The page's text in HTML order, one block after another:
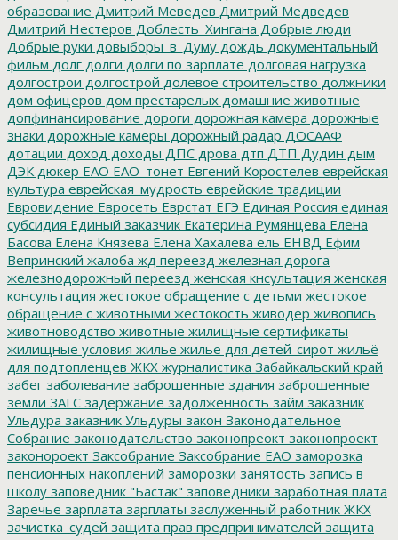
образование Дмитрий Меведев Дмитрий Медведев
Дмитрий Нестеров Доблесть_Хингана Добрые люди
Добрые руки довыборы_в_Думу дождь документальный
фильм долг долги долги по зарплате долговая нагрузка
долгострои долгострой долевое строительство должники
дом офицеров дом престарелых домашние животные
допфинансирование дороги дорожная камера дорожные
знаки дорожные камеры дорожный радар ДОСААФ
дотации доход доходы ДПС дрова дтп ДТП Дудин дым
ДЭК дюкер ЕАО ЕАО_тонет Евгений Коростелев еврейская
культура еврейская_мудрость еврейские традиции
Евровидение Евросеть Еврстат ЕГЭ Единая Россия единая
субсидия Единый заказчик Екатерина Румянцева Елена
Басова Елена Князева Елена Хахалева ель ЕНВД Ефим
Вепринский жалоба жд переезд железная дорога
железнодорожный переезд женская кнсультация женская
консультация жестокое обращение с детьми жестокое
обращение с животными жестокость живодер живопись
животноводство животные жилищные сертификаты
жилищные условия жилье жилье для детей-сирот жильё
для подтопленцев ЖКХ журналистика Забайкальский край
забег заболевание заброшенные здания заброшенные
земли ЗАГС задержание задолженность займ заказник
Ульдура заказник Ульдуры закон Законодательное
Собрание законодательство законопреокт законопроект
законороект Заксобрание Заксобрание ЕАО заморозка
пенсионных накоплений заморозки занятость запись в
школу заповедник "Бастак" заповедники заработная плата
Заречье зарплата зарплаты заслуженный работник ЖКХ
зачистка_судей защита прав предпринимателей защита